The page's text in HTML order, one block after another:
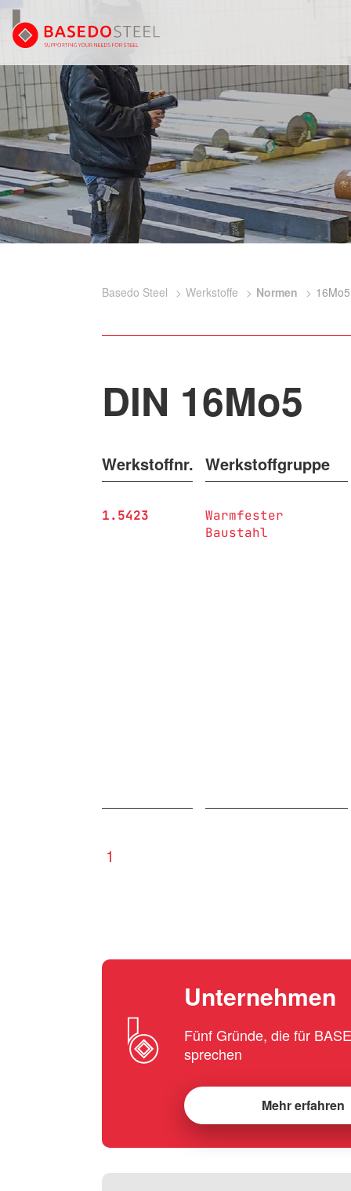
Basedo Steel Werkstoffe Normen 16Mo5
DIN 16Mo5
Werkstoffnr. Werkstoffgruppe
1.5423
Warmfester
Baustahl
1
Unternehmen
Fünf Gründe, die für
sprechen
Mehr erfahren